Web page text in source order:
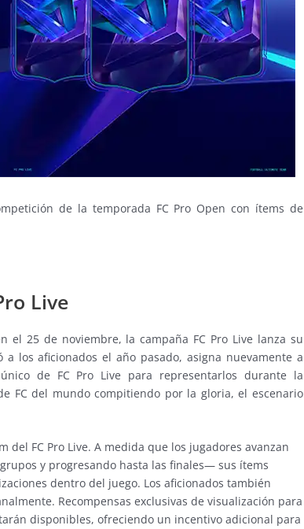
de la temporada FC Pro Open con ítems de
Live
el 25 de noviembre, la campaña FC Pro Live lanza su
los aficionados el año pasado, asigna nuevamente a
de FC Pro Live para representarlos durante la
FC del mundo compitiendo por la gloria, el escenario
FC Pro Live. A medida que los jugadores avanzan
y progresando hasta las finales— sus ítems
dentro del juego. Los aficionados también
Recompensas exclusivas de visualización para
disponibles, ofreciendo un incentivo adicional para